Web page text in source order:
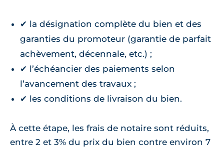
✔ la désignation complète du bien et des
garanties du promoteur (garantie de parfait
achèvement, décennale, etc.) ;
✔ l’échéancier des paiements selon
l’avancement des travaux ;
✔ les conditions de livraison du bien.
À cette étape, les frais de notaire sont réduits,
entre 2 et 3% du prix du bien contre environ 7